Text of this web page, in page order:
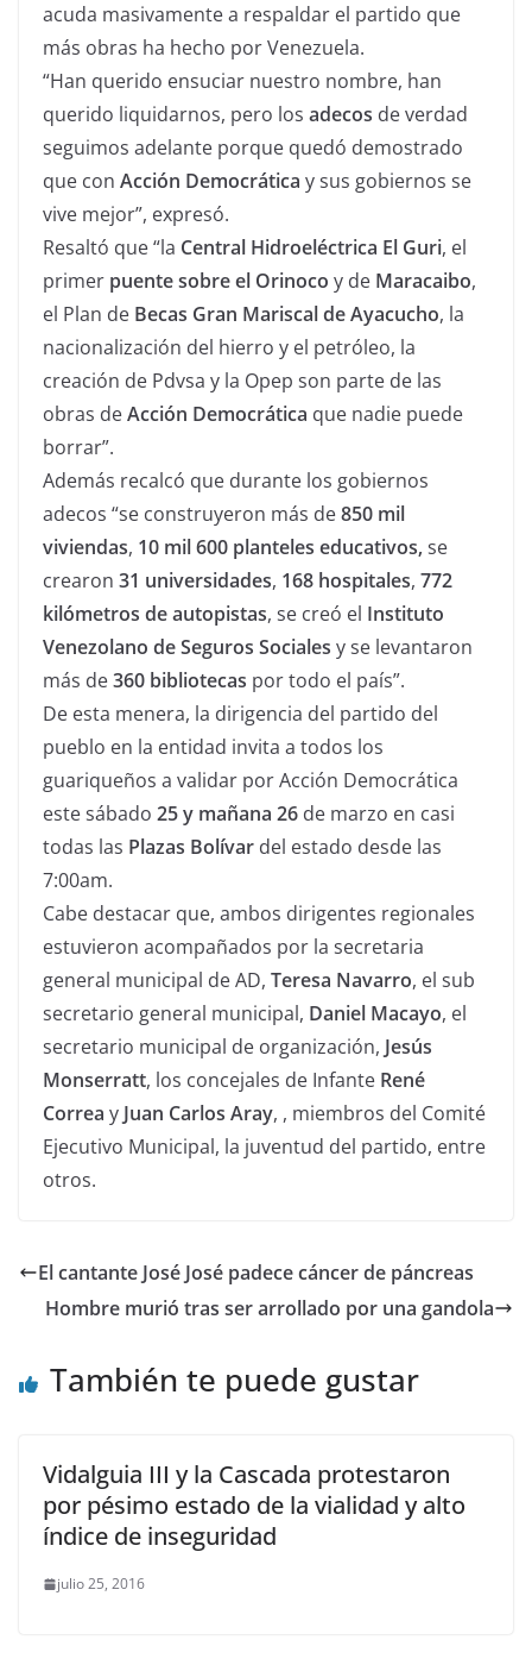
acuda masivamente a respaldar el partido que
más obras ha hecho por Venezuela.
“Han querido ensuciar nuestro nombre, han
querido liquidarnos, pero los adecos de verdad
seguimos adelante porque quedó demostrado
que con Acción Democrática y sus gobiernos se
vive mejor”, expresó.
Resaltó que “la Central Hidroeléctrica El Guri, el
primer puente sobre el Orinoco y de Maracaibo,
el Plan de Becas Gran Mariscal de Ayacucho, la
nacionalización del hierro y el petróleo, la
creación de Pdvsa y la Opep son parte de las
obras deAcción Democrática que nadie puede
borrar”.
Además recalcó que durante los gobiernos
adecos “se construyeron más de850 mil
viviendas, 10 mil 600 planteles educativos, se
crearon 31 universidades, 168 hospitales, 772
kilómetros de autopistas, se creó el Instituto
Venezolano de Seguros Sociales y se levantaron
más de360 bibliotecas por todo el país”.
De esta menera, la dirigencia del partido del
pueblo en la entidad invita a todos los
guariqueños a validar por Acción Democrática
este sábado 25 y mañana 26 de marzo en casi
todas las Plazas Bolívar del estado desde las
7:00am.
Cabe destacar que, ambos dirigentes regionales
estuvieron acompañados por la secretaria
general municipal de AD, Teresa Navarro, el sub
secretario general municipal, Daniel Macayo, el
secretario municipal de organización, Jesús
Monserratt, los concejales de Infante René
Correa y Juan Carlos Aray, , miembros del Comité
Ejecutivo Municipal, la juventud del partido, entre
otros.
El cantante José José padece cáncer de páncreas
Hombre murió tras ser arrollado por una gandola
También te puede gustar
Vidalguia III y la Cascada protestaron
por pésimo estado de la vialidad y alto
índice de inseguridad
julio 25, 2016